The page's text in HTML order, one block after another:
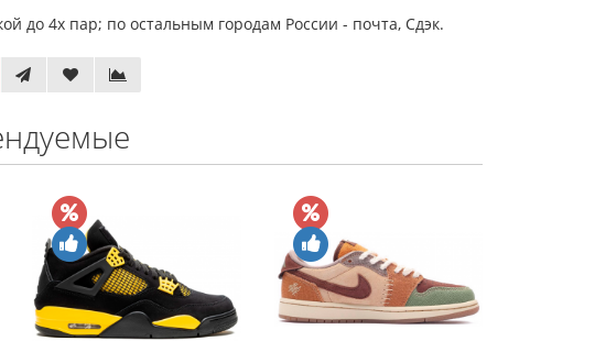
до 4х пар; по остальным городам России - почта, Сдэк.